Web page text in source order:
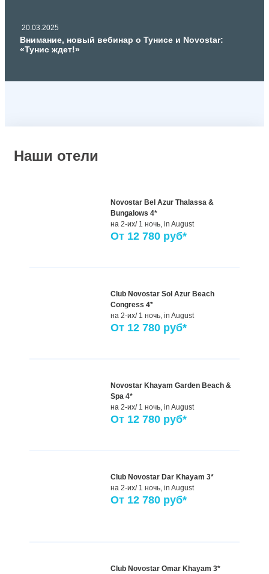
20.03.2025
Внимание, новый вебинар о Тунисе и Novostar:
«Тунис ждет!»
Наши отели
Novostar Bel Azur Thalassa &
Bungalows 4*
на 2-их/ 1 ночь, in August
От 12 780 руб*
Club Novostar Sol Azur Beach
Congress 4*
на 2-их/ 1 ночь, in August
От 12 780 руб*
Novostar Khayam Garden Beach &
Spa 4*
на 2-их/ 1 ночь, in August
От 12 780 руб*
Club Novostar Dar Khayam 3*
на 2-их/ 1 ночь, in August
От 12 780 руб*
Club Novostar Omar Khayam 3*